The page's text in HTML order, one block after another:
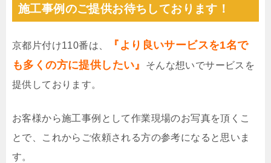
施工事例のご提供お待ちしております！
京都片付け110番は、
『より良いサービスを1名で
も多くの方に提供したい』
そんな想いでサービスを
提供しております。
お客様から施工事例として作業現場のお写真を頂くこ
とで、これからご依頼される方の参考になると思いま
す。